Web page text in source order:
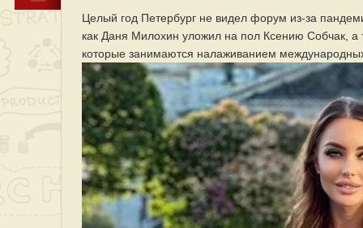
Целый год Петербург не видел форум из-за
как Даня Милохин уложил на пол Ксению Собчак, а
которые занимаются налаживанием